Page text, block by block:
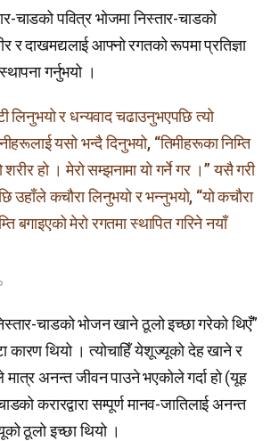
चाडको पवित्र भोजमा निस्तार-चाडको
र दाखमद्यलाई आफ्नो रगतको रूपमा प्रतिज्ञा
गर्नुभयो ।
लिनुभयो र धन्यवाद चढाउनुभएपछि त्यो
यसो भन्दै दिनुभयो, “तिमीहरूका निम्ति
शरीर हो । मेरो सम्झनामा यो गर्ने गर ।” यसै गरी
उहाँले कचौरा लिनुभयो र भन्नुभयो, “यो कचौरा
बगाइएको मेरो रगतमा स्थापित गरिने नयाँ
चाडको भोजन खाने ठूलो इच्छा गरेको थिएँ”
कारण थियो । त्योचाहिँ येशूज्यूको देह खाने र
अनन्त जीवन पाउने भएकोले गर्दा हो (यूह
करारद्वारा सम्पूर्ण मानव-जातिलाई अनन्त
ठूलो इच्छा थियो ।